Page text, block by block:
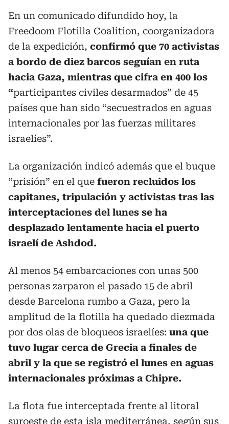
En un comunicado difundido hoy, la
Freedoom Flotilla Coalition, coorganizadora
de la expedición, confirmó que 70 activistas
a bordo de diez barcos seguían en ruta
hacia Gaza, mientras que cifra en 400 los
“participantes civiles desarmados” de 45
países que han sido “secuestrados en aguas
internacionales por las fuerzas militares
israelíes”.
La organización indicó además que el buque
“prisión” en el que fueron recluidos los
capitanes, tripulación y activistas tras las
interceptaciones del lunes se ha
desplazado lentamente hacia el puerto
israelí de Ashdod.
Al menos 54 embarcaciones con unas 500
personas zarparon el pasado 15 de abril
desde Barcelona rumbo a Gaza, pero la
amplitud de la flotilla ha quedado diezmada
por dos olas de bloqueos israelíes: una que
tuvo lugar cerca de Grecia a finales de
abril y la que se registró el lunes en aguas
internacionales próximas a Chipre.
La flota fue interceptada frente al litoral
suroeste de esta isla mediterránea, según sus